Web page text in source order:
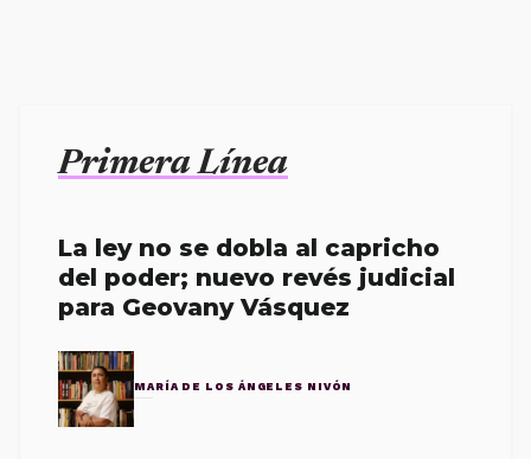
Primera Línea
La ley no se dobla al capricho
del poder; nuevo revés judicial
para Geovany Vásquez
MARÍA DE LOS ÁNGELES NIVÓN